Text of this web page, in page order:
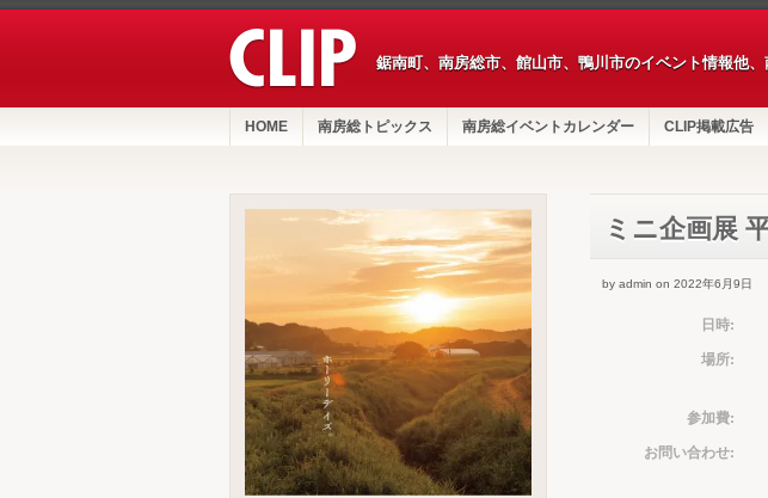
鋸南町、南房総市、館山市、鴨川市のイベント情報他、
HOME 南房総トピックス 南房総イベントカレンダー CLIP掲載広告
ミニ企画展
by admin on 2022年6月9日
日時:
場所:
参加費:
お問い合わせ: